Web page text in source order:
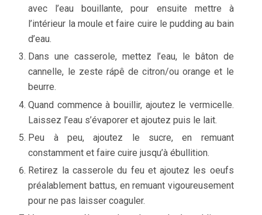
avec l’eau bouillante, pour ensuite mettre à
l’intérieur la moule et faire cuire le pudding au bain
d’eau.
Dans une casserole, mettez l’eau, le bâton de
cannelle, le zeste rápê de citron/ou orange et le
beurre.
Quand commence à bouillir, ajoutez le vermicelle.
Laissez l’eau s’évaporer et ajoutez puis le lait.
Peu à peu, ajoutez le sucre, en remuant
constamment et faire cuire jusqu’à ébullition.
Retirez la casserole du feu et ajoutez les oeufs
préalablement battus, en remuant vigoureusement
pour ne pas laisser coaguler.